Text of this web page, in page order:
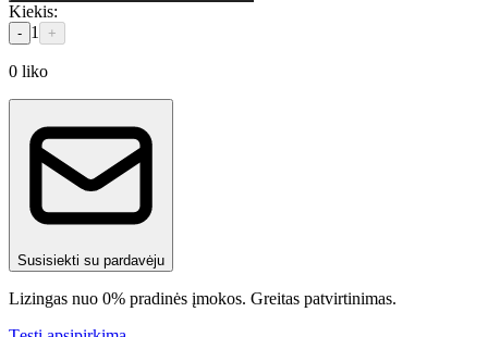
Kiekis:
- 1 +
0 liko
Susisiekti su pardavėju
Lizingas nuo 0% pradinės įmokos. Greitas patvirtinimas.